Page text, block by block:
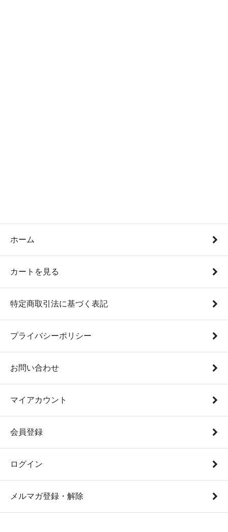
ホーム
カートを見る
特定商取引法に基づく表記
プライバシーポリシー
お問い合わせ
マイアカウント
会員登録
ログイン
メルマガ登録・解除